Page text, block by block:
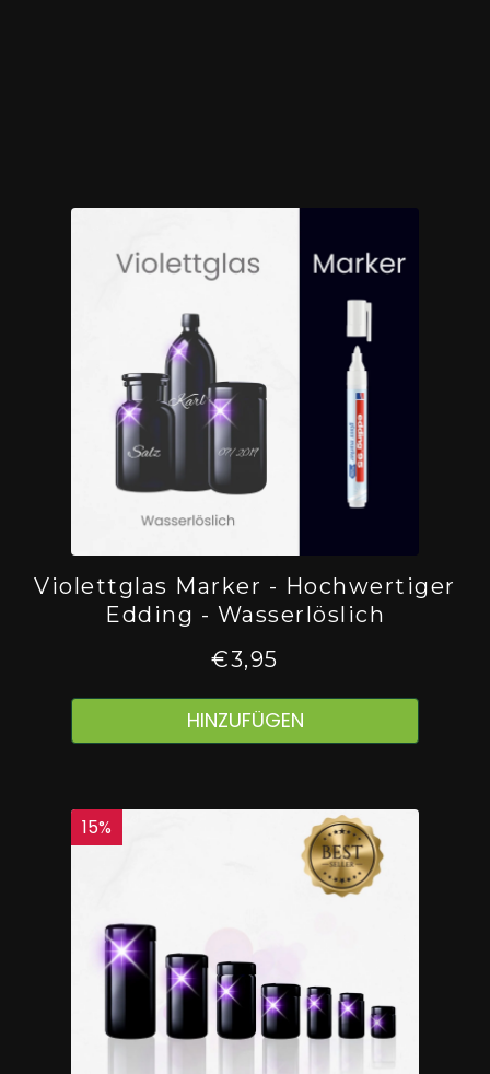
€2,50 €2,60
HINZUFÜGEN
Violettglas Marker - Hochwertiger
Edding - Wasserlöslich
€3,95
HINZUFÜGEN
15%